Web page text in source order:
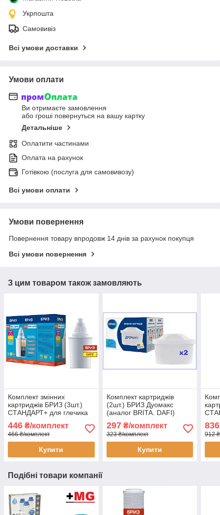
Укрпошта
Самовивіз
Всі умови доставки
Умови оплати
Ви отримаєте замовлення
або гроші повернуться на вашу картку
Детальніше
Оплатити частинами
Оплата на рахунок
Готівкою (послуга для самовивозу)
Всі умови оплати
Умови повернення
Повернення товару впродовж 14 днів за рахунок покупця
Всі умови повернення
З цим товаром також замовляють
Комплект змінних
картриджів БРИЗ (3шт.)
СТАНДАРТ+ для глечика
води) Аналог Бар'єра
446 ₴/комплект
466 ₴/комплект
Купити
Комплект картриджів
(2шт.) БРИЗ Дуомакс
(аналог BRITA. DAFI)
297₴/комплект
323 ₴/комплект
Купити
836
912
Подібні товари компанії